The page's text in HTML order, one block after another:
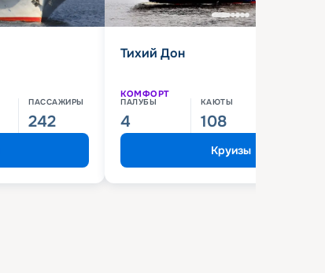
ПАССАЖИРЫ
242
Тихий Дон
КОМФОРТ
ПАЛУБЫ
4
КАЮТЫ
108
Круизы